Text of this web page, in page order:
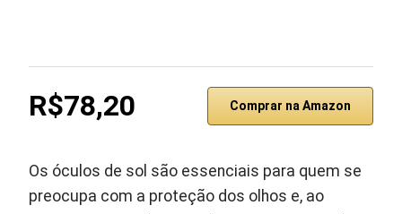
R$78,20 Comprar na Amazon
Os óculos de sol são essenciais para quem se
preocupa com a proteção dos olhos e, ao